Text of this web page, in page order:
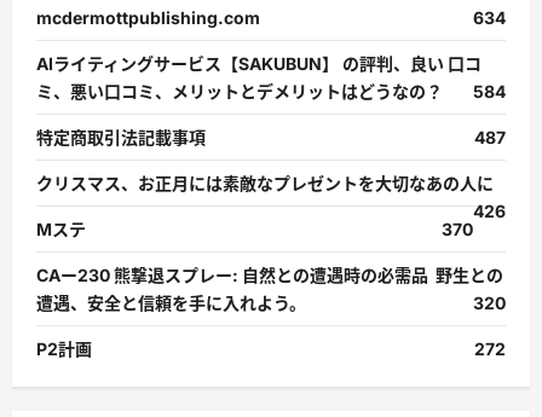
mcdermottpublishing.com 634
AIライティングサービス【SAKUBUN】 の評判、良い 口コ
ミ、悪い口コミ、メリットとデメリットはどうなの？
584
特定商取引法記載事項 487
クリスマス、お正月には素敵なプレゼントを大切なあの人に
426
Mステ
370
CAー230 熊撃退スプレー: 自然との遭遇時の必需品 野生との
遭遇、安全と信頼を手に入れよう。
320
P2計画 272